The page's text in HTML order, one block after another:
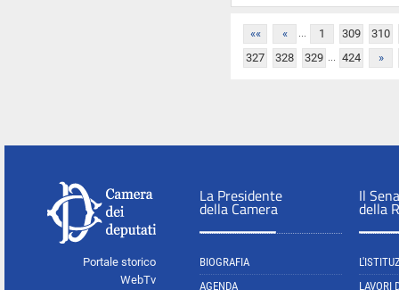
«« « 1
... 309
310
327
328 329 ... 424 »
Portale storico
WebTv
La Presidente
della Camera
BIOGRAFIA
AGENDA
Il
della
LAVORI